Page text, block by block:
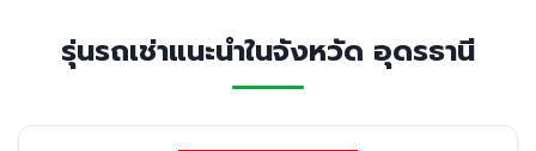
รุ่นรถเช่าแนะนำในจังหวัด อุดรธานี